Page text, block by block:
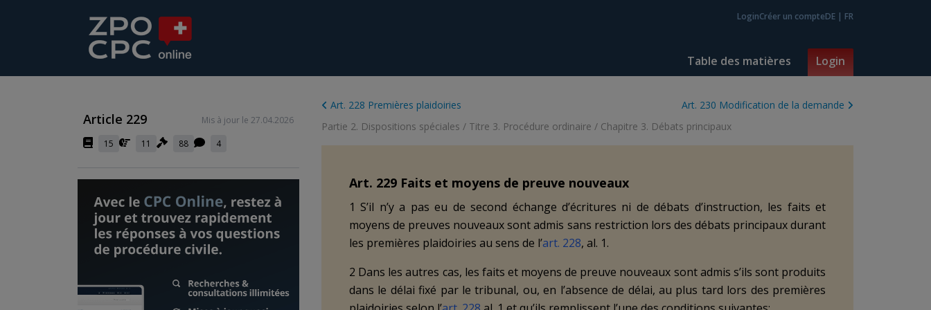
LoginCréer un compteDE | FR
Table des matières Login
Article 229
Mis à jour le 27.04.2026
15
11 88 4
Art. 228 Premières plaidoiries
Art. 230 Modification de la demande
Partie 2. Dispositions spéciales / Titre 3. Procédure ordinaire / Chapitre 3. Débats principaux
Art. 229 Faits et moyens de preuve nouveaux
1 S’il n’y a pas eu de second échange d’écritures ni de débats d’instruction, les faits et
moyens de preuves nouveaux sont admis sans restriction lors des débats principaux durant
les premières plaidoiries au sens de l’art. 228, al. 1.
2 Dans les autres cas, les faits et moyens de preuve nouveaux sont admis s’ils sont produits
dans le délai fixé par le tribunal, ou, en l’absence de délai, au plus tard lors des premières